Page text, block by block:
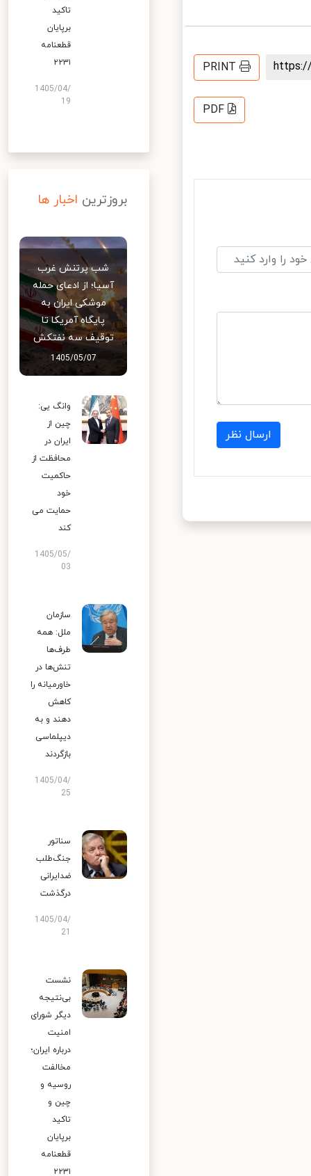
PRINT
PDF
ارسال نظر
تاکید
برپایان
قطعنامه
۲۲۳۱
1405/04/
19
بروزترین اخبار ها
شب پرتنش غرب
آسیا؛ از ادعای حمله
موشکی ایران به
پایگاه آمریکا تا
توقیف سه نفتکش
1405/05/07
وانگ یی:
چین از
ایران در
محافظت از
حاکمیت
خود
حمایت می
کند
1405/05/
03
سازمان
ملل: همه
طرف‌ها
تنش‌ها در
خاورمیانه را
کاهش
دهند و به
دیپلماسی
بازگردند
1405/04/
25
سناتور
جنگ‌طلب
ضدایرانی
درگذشت
1405/04/
نشست
بی‌نتیجه
دیگر شورای
امنیت
درباره ایران؛
مخالفت
روسیه و
چین و
تاکید
برپایان
قطعنامه
۲۲۳۱